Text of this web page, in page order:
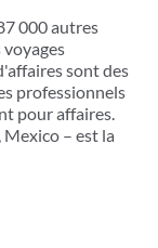
000 autres
sont des
professionnels
pour affaires.
– est la